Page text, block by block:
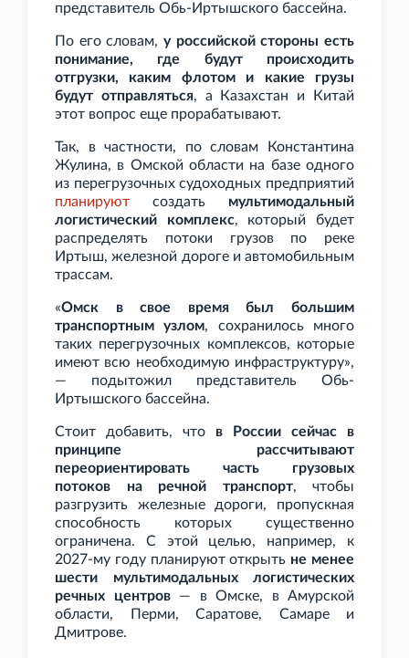
представитель Обь-Иртышского бассейна.
По его словам, у российской стороны есть
понимание, где будут происходить
отгрузки, каким флотом и какие грузы
будут отправляться, а Казахстан и Китай
этот вопрос еще прорабатывают.
Так, в частности, по словам Константина
Жулина, в Омской области на базе одного
из перегрузочных судоходных предприятий
планируют создать мультимодальный
логистический комплекс, который будет
распределять потоки грузов по реке
Иртыш, железной дороге и автомобильным
трассам.
«Омск в свое время был большим
транспортным узлом, сохранилось много
таких перегрузочных комплексов, которые
имеют всю необходимую инфраструктуру»,
— подытожил представитель Обь-
Иртышского бассейна.
Стоит добавить, что в России сейчас в
принципе рассчитывают
переориентировать часть грузовых
потоков на речной транспорт, чтобы
разгрузить железные дороги, пропускная
способность которых существенно
ограничена. С этой целью, например, к
2027-му году планируют открыть не менее
шести мультимодальных логистических
речных центров— в Омске, в Амурской
области, Перми, Саратове, Самаре и
Дмитрове.